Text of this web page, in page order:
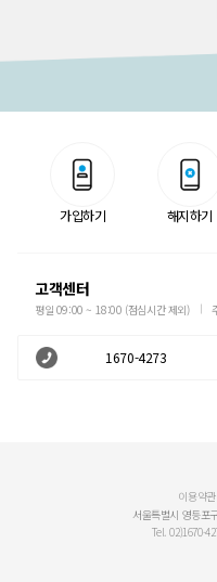
가입하기 해지하기
고객센터
평일 09:00 ~ 18:00 (점심시간 제외)
1670-4273
이용약관
서울특별시 영등포
Tel. 02)1670-